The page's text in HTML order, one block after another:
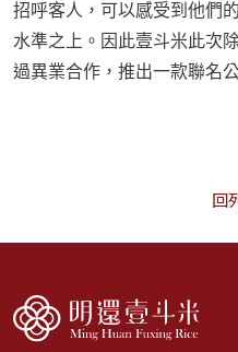
招呼客人，可以感受到他們
水準之上。因此壹斗米此次
過異業合作，推出一款聯名
回